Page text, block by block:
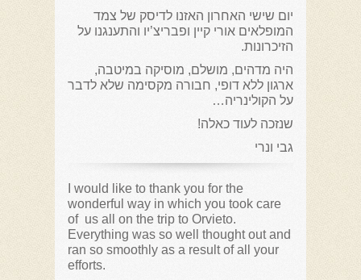
יום שישי האחרון האזנו לדיסק של צמד
המופלאים אורי קיין ופבריצ’יו והתענגנו על
הזיכרונות.
היה מדהים, מושלם, מוסיקה במיטבה,
ארגון ללא דופי, חבורה מקסימה שלא לדבר
על הקולינריה…
שנזכה לעוד כאלה!
גבי ונרי
I would like to thank you for the
wonderful way in which you took care
of us all on the trip to Orvieto.
Everything was so well thought out and
ran so smoothly as a result of all your
efforts.